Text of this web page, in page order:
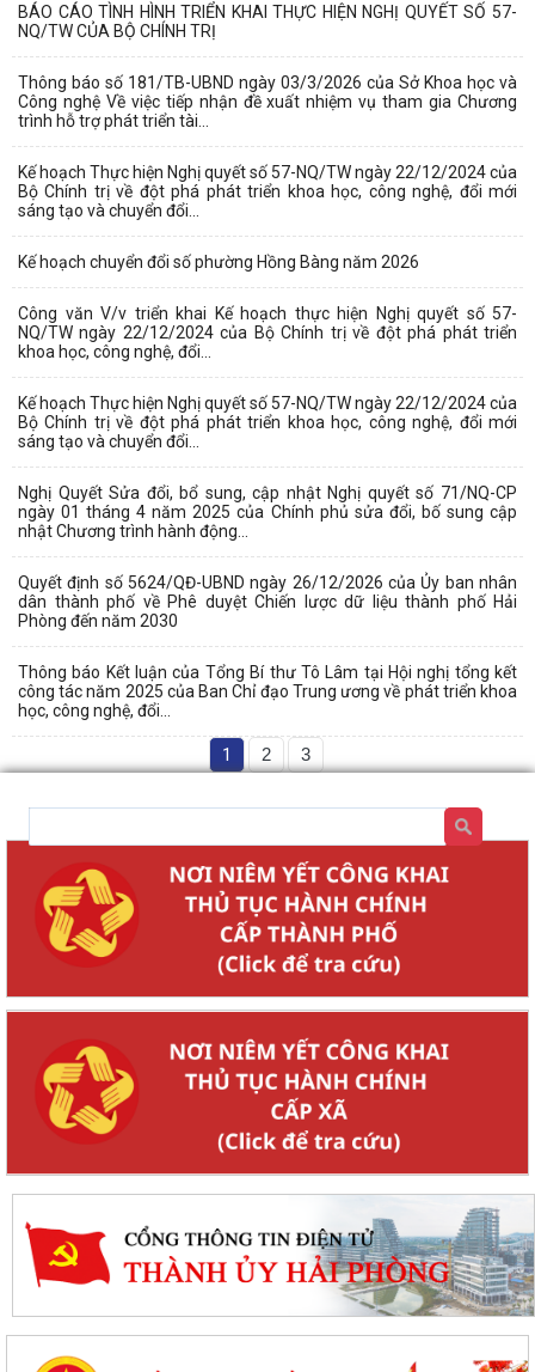
BÁO CÁO TÌNH HÌNH TRIỂN KHAI THỰC HIỆN NGHỊ QUYẾT SỐ 57-
NQ/TW CỦA BỘ CHÍNH TRỊ
Thông báo số 181/TB-UBND ngày 03/3/2026 của Sở Khoa học và
Công nghệ Về việc tiếp nhận đề xuất nhiệm vụ tham gia Chương
trình hỗ trợ phát triển tài...
Kế hoạch Thực hiện Nghị quyết số 57-NQ/TW ngày 22/12/2024 của
Bộ Chính trị về đột phá phát triển khoa học, công nghệ, đổi mới
sáng tạo và chuyển đổi...
Kế hoạch chuyển đổi số phường Hồng Bàng năm 2026
Công văn V/v triển khai Kế hoạch thực hiện Nghị quyết số 57-
NQ/TW ngày 22/12/2024 của Bộ Chính trị về đột phá phát triển
khoa học, công nghệ, đổi...
Kế hoạch Thực hiện Nghị quyết số 57-NQ/TW ngày 22/12/2024 của
Bộ Chính trị về đột phá phát triển khoa học, công nghệ, đổi mới
sáng tạo và chuyển đổi...
Nghị Quyết Sửa đổi, bổ sung, cập nhật Nghị quyết số 71/NQ-CP
ngày 01 tháng 4 năm 2025 của Chính phủ sửa đổi, bố sung cập
nhật Chương trình hành động...
Quyết định số 5624/QĐ-UBND ngày 26/12/2026 của Ủy ban nhân
dân thành phố về Phê duyệt Chiến lược dữ liệu thành phố Hải
Phòng đến năm 2030
Thông báo Kết luận của Tổng Bí thư Tô Lâm tại Hội nghị tổng kết
công tác năm 2025 của Ban Chỉ đạo Trung ương về phát triển khoa
học, công nghệ, đổi...
1 2 3